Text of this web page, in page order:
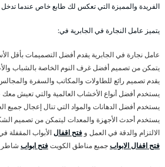
الفريدة والمميزة التي تعكس لك طابع خاص عندما
يتميز عامل النجارة في الجابرية في:
عامل نجارة في الجابرية يقدم أفضل التصميمات بأقل
يتمكن من تصميم أفضل غرف النوم الخاصة بالشباب
يقدم تصميم رائع للطاولات والمكاتب والسفرة
يستخدم أفضل أنواع الأخشاب العالمية والتي تعيش
يستخدم أفضل الدهانات والمواد التي تنال إعجال جميع
يستخدم أحدث الأجهزة والمعدات ليتمكن من تصميم
الالتزام والدقة في العمل و فتح اقفالالأبواب المقفلة
فتح اقفال الابوابجميع مناطق الكويتفتح ابواب شاطر